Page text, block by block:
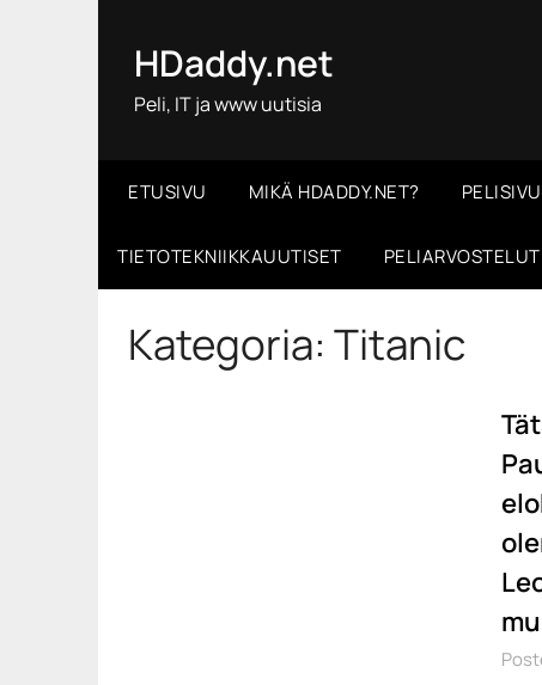
HDaddy.net
Peli, IT ja www uutisia
ETUSIVU MIKÄ HDADDY.NET?
TIETOTEKNIIKKAUUTISET PELIARVOSTELUT
Kategoria: Titanic